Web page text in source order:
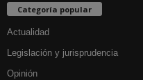
Categoría popular
Actualidad
Legislación y jurisprudencia
Opinión